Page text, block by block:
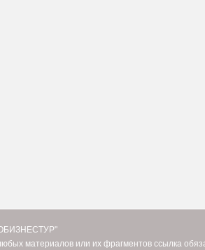
материалов или их фрагментов ссылка